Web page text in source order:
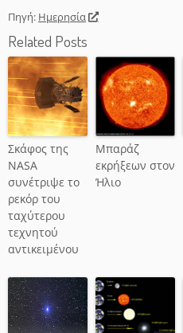
Πηγή: Ημερησία
Related Posts
Σκάφος της
NASA
συνέτριψε το
ρεκόρ του
ταχύτερου
τεχνητού
αντικειμένου
Μπαράζ
εκρήξεων στον
Ήλιο